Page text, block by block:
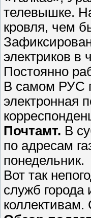
телевышке.
кровля, чем
электриков в
Постоянно
В самом РУС
электронная
Почтамт. В
по адресам
понедельник.
Вот так
служб города
коллективам.